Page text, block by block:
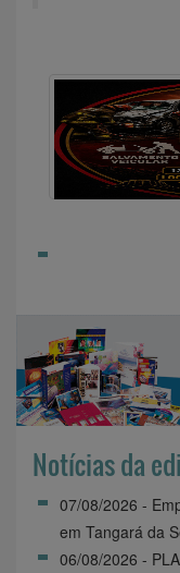
Notícias da
07/08/2026 -
em Tangará da
06/08/2026 -